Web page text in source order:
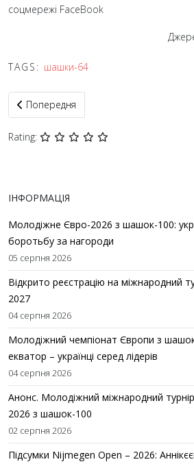
соцмережі FaceBook
TAGS: шашки-64
Попередня стаття: У Кривому Розі
Попередня
Rating:
ІНФОРМАЦІЯ
Молодіжне Євро-2026 з шашок-100:
боротьбу за нагороди
05 серпня 2026
Відкрито реєстрацію на міжнародний
2027
04 серпня 2026
Молодіжний чемпіонат Європи з
екватор – українці серед лідерів
04 серпня 2026
Анонс. Молодіжний міжнародний
2026 з шашок-100
02 серпня 2026
Підсумки Nijmegen Open – 2026: